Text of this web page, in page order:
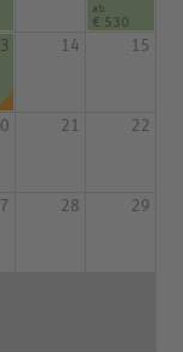
ab
€ 530
14 15
21 22
28 29